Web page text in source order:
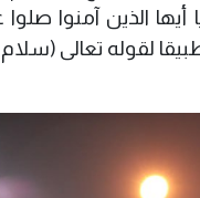
الذين آمنوا صلوا
لقوله تعالى